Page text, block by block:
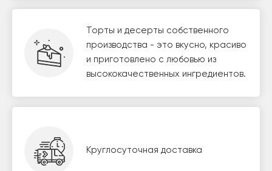
Торты и десерты собственного
производства - это вкусно, красиво
и приготовлено с любовью из
высококачественных ингредиентов.
Круглосуточная доставка